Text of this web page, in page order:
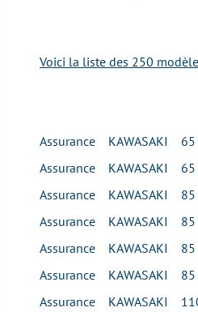
Voici la liste des 250
Assurance KAWASAKI
Assurance KAWASAKI
Assurance KAWASAKI 85
Assurance KAWASAKI 85
Assurance KAWASAKI 85
Assurance KAWASAKI 85
Assurance KAWASAKI